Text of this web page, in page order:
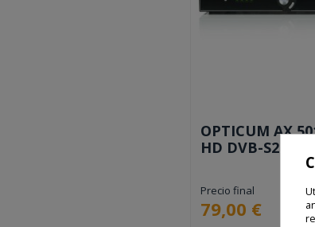
OPTICUM AX
HD DVB-S2
Precio final
79,00 €